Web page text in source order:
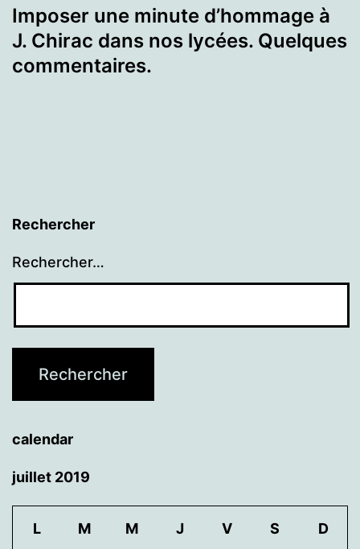
Imposer une minute d’hommage à
J. Chirac dans nos lycées. Quelques
commentaires.
Rechercher
Rechercher…
calendar
juillet 2019
L M M J V S D